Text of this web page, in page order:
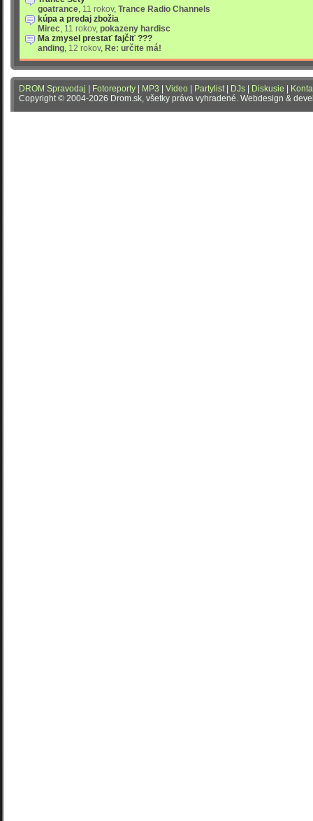
goatrance, 11 rokov, Trance Radio Channels
kúpa a predaj zbožia
Mirec, 11 rokov, pokazeny hardisc
Ma zmysel prestať fajčiť ???
anding, 12 rokov, Re: určite má!
DROM Spravodaj Fotoreporty MP3 Video Partylist| DJs Diskusie
Copyright © 2004-2026 Drom.sk, všetky práva vyhradené. Webdesign &